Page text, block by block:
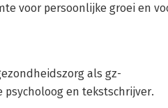
voor persoonlijke groei en
als gz-
en tekstschrijver.